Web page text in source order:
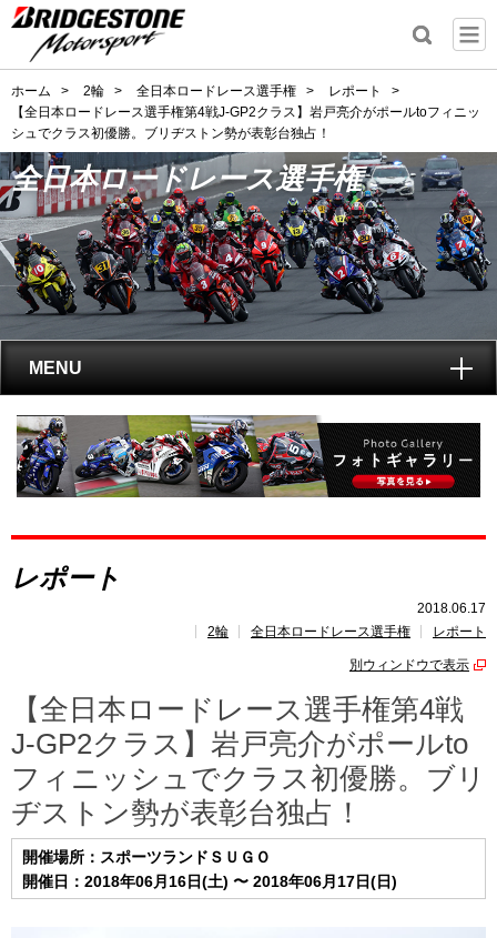
ホーム > 2輪 > 全日本ロードレース選手権 > レポート
>
【全日本ロードレース選手権第4戦J-GP2クラス】岩戸亮介がポールtoフィニッ
シュでクラス初優勝。ブリヂストン勢が表彰台独占！
全日本ロードレース選手権
MENU
トップ
全日本ロードレース選手権とは?
レポート
速報
ポイントランキング
レポート
2018.06.17
2輪
全日本ロードレース選手権 レポート
別ウィンドウで表示
【全日本ロードレース選手権第4戦
J-GP2クラス】岩戸亮介がポールto
フィニッシュでクラス初優勝。ブリ
ヂストン勢が表彰台独占！
開催場所：スポーツランドＳＵＧＯ
開催日：2018年06月16日(土) 〜 2018年06月17日(日)